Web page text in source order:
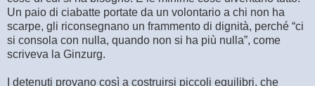
Un paio di ciabatte portate da un volontario a chi non ha
scarpe, gli riconsegnano un frammento di dignità, perché “ci
si consola con nulla, quando non si ha più nulla”, come
scriveva la Ginzurg.
I detenuti provano così a costruirsi piccoli equilibri, che